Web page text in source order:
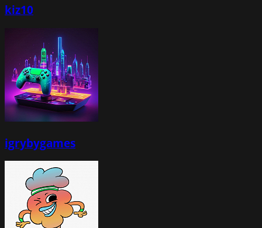
kiz10
igrybygames